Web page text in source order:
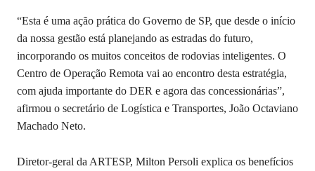
“Esta é uma ação prática do Governo de SP, que desde o início
da nossa gestão está planejando as estradas do futuro,
incorporando os muitos conceitos de rodovias inteligentes. O
Centro de Operação Remota vai ao encontro desta estratégia,
com ajuda importante do DER e agora das concessionárias”,
afirmou o secretário de Logística e Transportes, João Octaviano
Machado Neto.
Diretor-geral da ARTESP, Milton Persoli explica os benefícios